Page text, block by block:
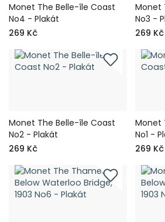
Monet The Belle-île Coast
No4 - Plakát
269 Kč
Monet
No3 -
269 Kč
Monet The Belle-île Coast
No2 - Plakát
269 Kč
Monet
No1 -
269 Kč